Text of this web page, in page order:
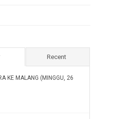
Recent
KE MALANG (MINGGU, 26